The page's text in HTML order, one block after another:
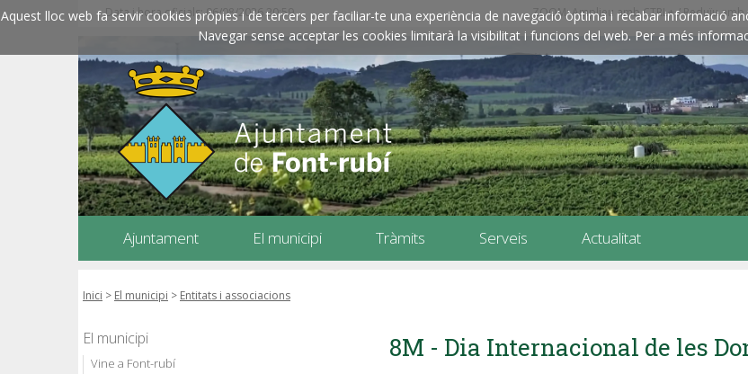
Aquest lloc web fa servir cookies pròpies i de tercers per faciliar-te una experiència de navegació òptima i recabar informació
Navegar sense acceptar les cookies limitarà la visibilitat i funcions del web. Per a més
Data i hora oficials: 06/08/2026 20:59 ZOOM: Amplieu amb CTRL+ / Reduïu amb
Ajuntament El municipi Tràmits Serveis Actualitat
Inici > El municipi > Entitats i associacions
El municipi
Vine a Font-rubí
8M - Dia Internacional de les